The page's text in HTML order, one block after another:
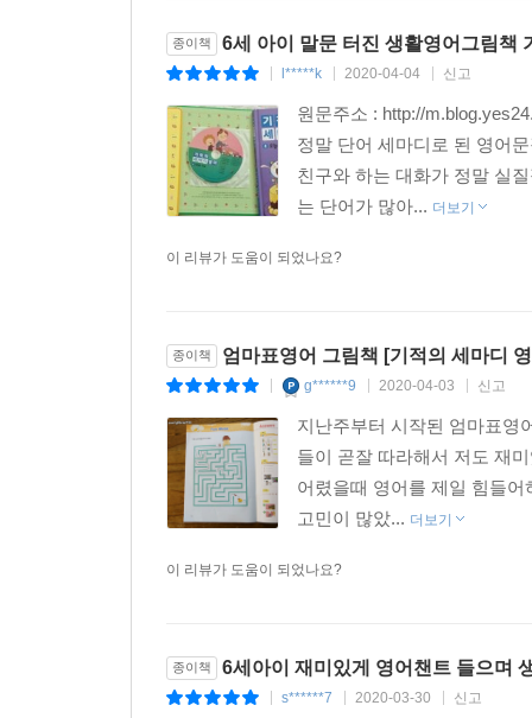
종이책 6세 아이 말문 터진 생활영어그림책
l*****k 2020-04-04 신고
원문주소 : http://
정말 단어 세마디로 된 영어
친구와 하는 대화가 정말 실
는 단어가 많아... 더보기
이 리뷰가 도움이 되었나요?
종이책 엄마표영어 그림책 [기적의 세마디
g******9 2020-04-03 신고
지난주부터 시작된 엄마표영
들이 곧잘 따라해서 저도 재
어렸을때 영어를 제일 힘들
고민이 많았... 더보기
이 리뷰가 도움이 되었나요?
종이책 6세아이 재미있게 영어챈트 들으며
s******7 2020-03-30 신고